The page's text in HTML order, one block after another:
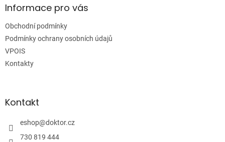
aInformace pro vás
Obchodní podmínky
Podmínky ochrany osobních údajů
VPOIS
Kontakty
Kontakt
eshop@doktor.cz
730 819 444